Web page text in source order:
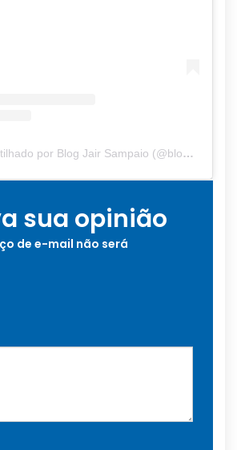
Um post compartilhado por Blog Jair Sampaio (@blogjairsampaio_)
sua opinião
de e-mail não será